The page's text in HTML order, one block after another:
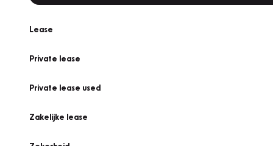
Lease
Private lease
Private lease used
Zakelijke lease